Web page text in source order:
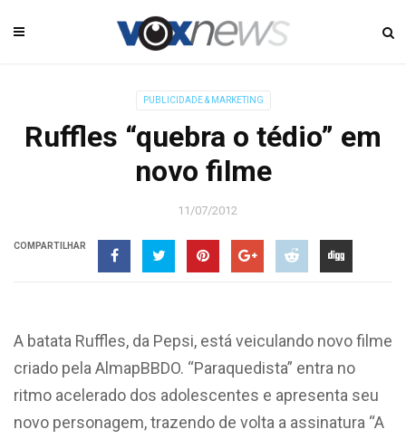
PUBLICIDADE & MARKETING
Ruffles “quebra o tédio” em
novo filme
11/07/2012
COMPARTILHAR
A batata Ruffles, da Pepsi, está veiculando novo filme
criado pela AlmapBBDO. “Paraquedista” entra no
ritmo acelerado dos adolescentes e apresenta seu
novo personagem, trazendo de volta a assinatura “A